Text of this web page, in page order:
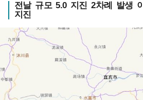
전날 규모 5.0 지진 2차례 발생
지진